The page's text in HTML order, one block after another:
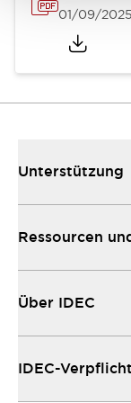
01/09/2025
Unterstützung
Ressourcen
Über IDEC
IDEC-